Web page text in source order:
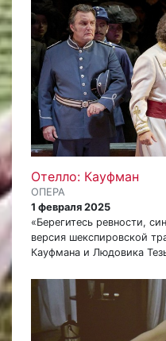
Отелло: Кауфман
ОПЕРА
1 февраля 2025
«Берегитесь ревности,
версия шекспировской
Кауфмана и Людовика